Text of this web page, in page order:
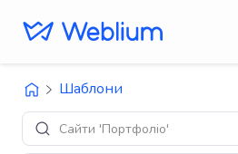
Шаблони
Д